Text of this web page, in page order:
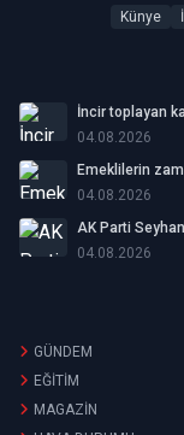
Künye
İncir toplayan
04.08.2026
Emeklilerin
04.08.2026
AK Parti
04.08.2026
GÜNDEM
EĞİTİM
MAGAZİN